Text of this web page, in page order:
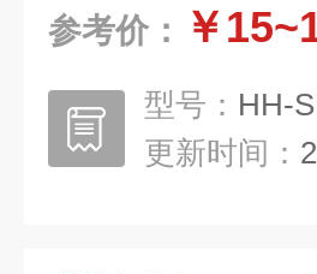
参考价： ￥
型号： HH-S
更新时间：